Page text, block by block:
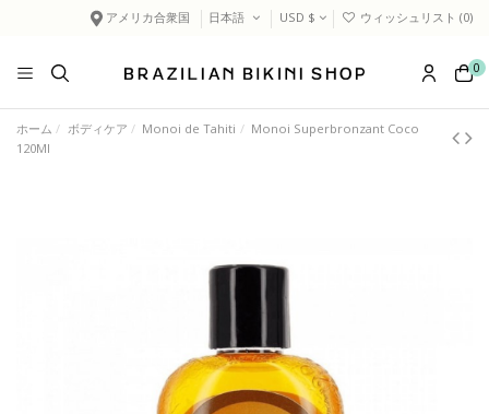
アメリカ合衆国 日本語 USD $ ウィッシュリスト (0)
0
ホーム ボディケア Monoi de Tahiti
Monoi Superbronzant Coco
120Ml